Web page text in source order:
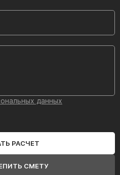
данных
РАСЧЕТ
СМЕТУ